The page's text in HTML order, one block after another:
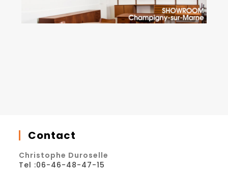
Contact
Christophe Duroselle
Tel :06-46-48-47-15